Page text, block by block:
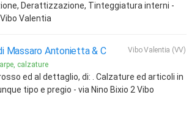
Derattizzazione, Tinteggiatura interni -
Valentia
Massaro Antonietta & C
Vibo Valentia (VV)
calzature
ed al dettaglio, di: . Calzature ed articoli in
tipo e pregio - via Nino Bixio 2 Vibo